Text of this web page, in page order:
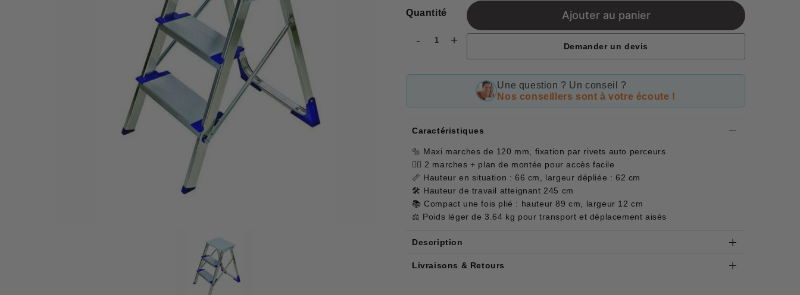
Quantité
- +
Ajouter au panier
Demander un devis
Une question ? Un conseil ?
Nos conseillers sont à votre écoute !
Caractéristiques
🔩 Maxi marches de 120 mm, fixation par rivets auto perceurs
🚶‍♂️ 2 marches + plan de montée pour accès facile
📏 Hauteur en situation : 66 cm, largeur dépliée : 62 cm
🛠 Hauteur de travail atteignant 245 cm
📚 Compact une fois plié : hauteur 89 cm, largeur 12 cm
⚖️ Poids léger de 3.64 kg pour transport et déplacement aisés
Description
Livraisons & Retours